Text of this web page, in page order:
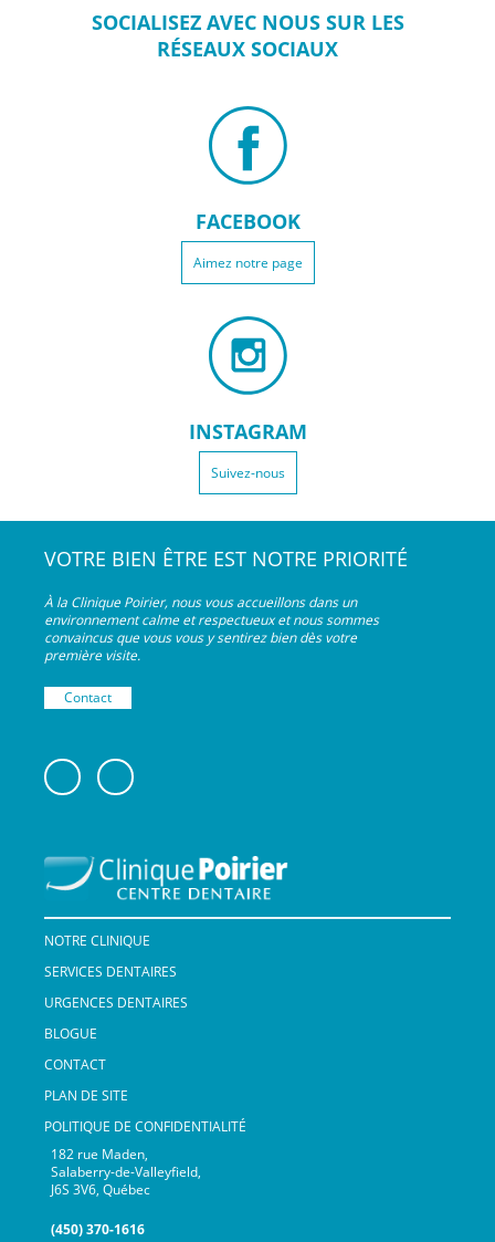
SOCIALISEZ AVEC NOUS SUR LES
RÉSEAUX SOCIAUX
FACEBOOK
Aimez notre page
INSTAGRAM
Suivez-nous
VOTRE BIEN ÊTRE EST NOTRE PRIORITÉ
À la Clinique Poirier, nous vous accueillons dans un
environnement calme et respectueux et nous sommes
convaincus que vous vous y sentirez bien dès votre
première visite.
Contact
NOTRE CLINIQUE
SERVICES DENTAIRES
URGENCES DENTAIRES
BLOGUE
CONTACT
PLAN DE SITE
POLITIQUE DE CONFIDENTIALITÉ
182 rue Maden,
Salaberry-de-Valleyfield,
J6S 3V6, Québec
(450) 370-1616